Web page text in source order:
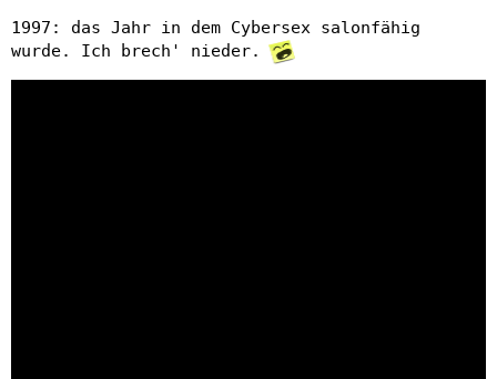
1997: das Jahr in dem Cybersex salonfähig
wurde. Ich brech' nieder.